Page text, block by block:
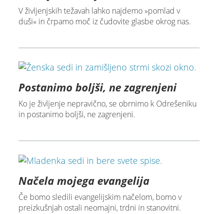
V življenjskih težavah lahko najdemo »pomlad v
duši« in črpamo moč iz čudovite glasbe okrog nas.
Postanimo boljši, ne zagrenjeni
Ko je življenje nepravično, se obrnimo k Odrešeniku
in postanimo boljši, ne zagrenjeni.
Načela mojega evangelija
Če bomo sledili evangelijskim načelom, bomo v
preizkušnjah ostali neomajni, trdni in stanovitni.